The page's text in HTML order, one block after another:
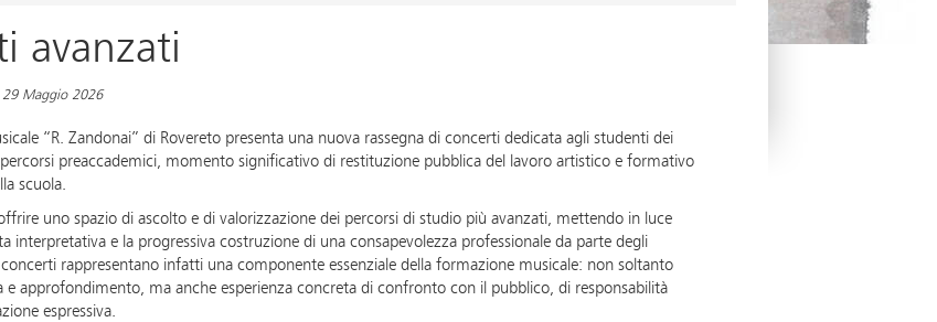
avanzati
Maggio 2026
“R. Zandonai” di Rovereto presenta una nuova rassegna di concerti dedicata agli studenti dei
preaccademici, momento significativo di restituzione pubblica del lavoro artistico e formativo
scuola.
uno spazio di ascolto e di valorizzazione dei percorsi di studio più avanzati, mettendo in luce
interpretativa e la progressiva costruzione di una consapevolezza professionale da parte degli
rappresentano infatti una componente essenziale della formazione musicale: non soltanto
e approfondimento, ma anche esperienza concreta di confronto con il pubblico, di responsabilità
espressiva.